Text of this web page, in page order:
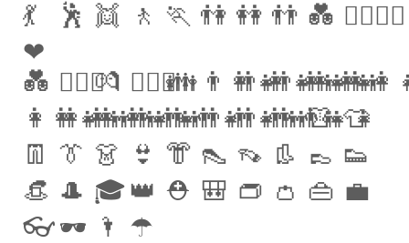
💃
🕺 👯 🚶 🏃 👫 👭 👬 💑 👨‍❤️‍💋‍👨
❤
💑 👨‍❤️‍👨💏‍ 👩‍❤️‍👩👪 👨‍👩‍👧
👨‍👩‍👧‍👦
👨‍👩‍👧‍👧
👩‍👩‍👦
👩‍👩‍👧‍👦
👩‍👩‍👦‍👦
👩‍👩‍👧‍👧
👨‍👨‍👦
👨‍👨‍👧
👨‍👨‍👧‍👦
👨‍👨‍👦‍👦
👨‍👨‍👧‍👧
👚‍ 👕
👖 👔 👗 👙 👘 👠 👡 👢 👞 👟
👒 🎩 🎓👑 ⛑ 🎒 👝 👛 👜 💼
👓🕶 🌂
☂